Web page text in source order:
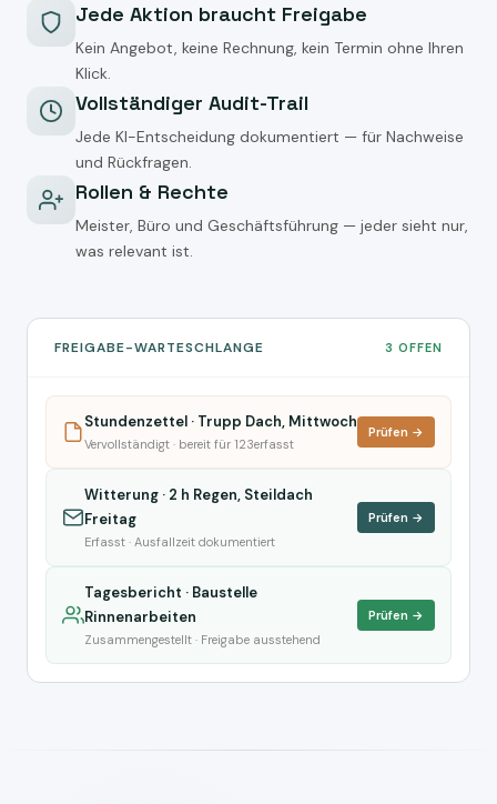
Jede Aktion braucht Freigabe
Kein Angebot, keine Rechnung, kein Termin ohne Ihren
Klick.
Vollständiger Audit-Trail
Jede KI-Entscheidung dokumentiert — für Nachweise
und Rückfragen.
Rollen & Rechte
Meister, Büro und Geschäftsführung — jeder sieht nur,
was relevant ist.
FREIGABE-WARTESCHLANGE 3 OFFEN
Stundenzettel · Trupp Dach, Mittwoch
Vervollständigt · bereit für 123erfasst
Prüfen →
Witterung · 2 h Regen, Steildach
Freitag
Erfasst · Ausfallzeit dokumentiert
Prüfen →
Tagesbericht · Baustelle
Rinnenarbeiten
Zusammengestellt · Freigabe ausstehend
Prüfen →